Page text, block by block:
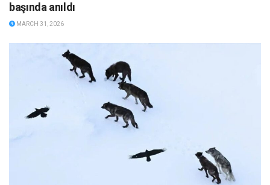
başında anıldı
MARCH 31, 2026